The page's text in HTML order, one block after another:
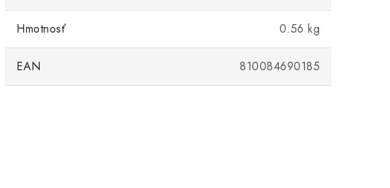
Hmotnosť 0.56 kg
EAN 810084690185